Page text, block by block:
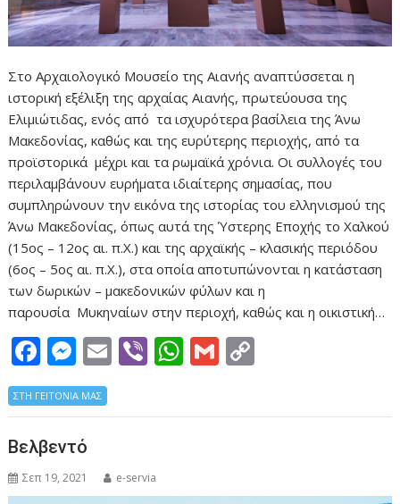
Στο Αρχαιολογικό Μουσείο της Αιανής αναπτύσσεται η
ιστορική εξέλιξη της αρχαίας Αιανής, πρωτεύουσα της
Ελιμιώτιδας, ενός από τα ισχυρότερα βασίλεια της Άνω
Μακεδονίας, καθώς και της ευρύτερης περιοχής, από τα
προϊστορικά μέχρι και τα ρωμαϊκά χρόνια. Οι συλλογές του
περιλαμβάνουν ευρήματα ιδιαίτερης σημασίας, που
συμπληρώνουν την εικόνα της ιστορίας του ελληνισμού της
Άνω Μακεδονίας, όπως αυτά της Ύστερης Εποχής το Χαλκού
(15ος – 12ος αι. π.Χ.) και της αρχαϊκής – κλασικής περιόδου
(6ος – 5ος αι. π.Χ.), στα οποία αποτυπώνονται η κατάσταση
των δωρικών – μακεδονικών φύλων και η
παρουσία Μυκηναίων στην περιοχή, καθώς και η οικιστική…
F
ac
e
b
o
o
M
e
ss
e
n
g
E
ai
Vi
er
W
at
p
G
ai p
n
ΣΤΗ ΓΕΙΤΟΝΙΑ ΜΑΣ
Βελβεντό
Σεπ 19, 2021 e-servia